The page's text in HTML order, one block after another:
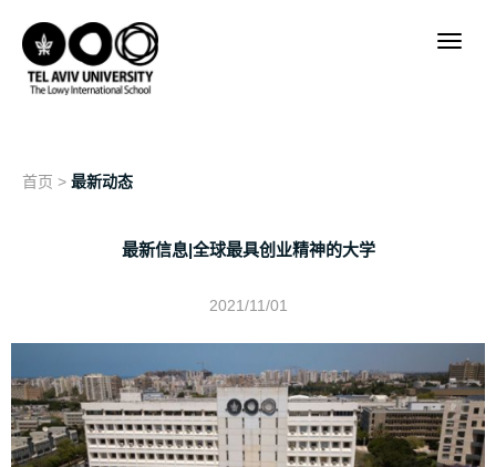
首页 > 最新动态
最新信息|全球最具创业精神的大学
2021/11/01